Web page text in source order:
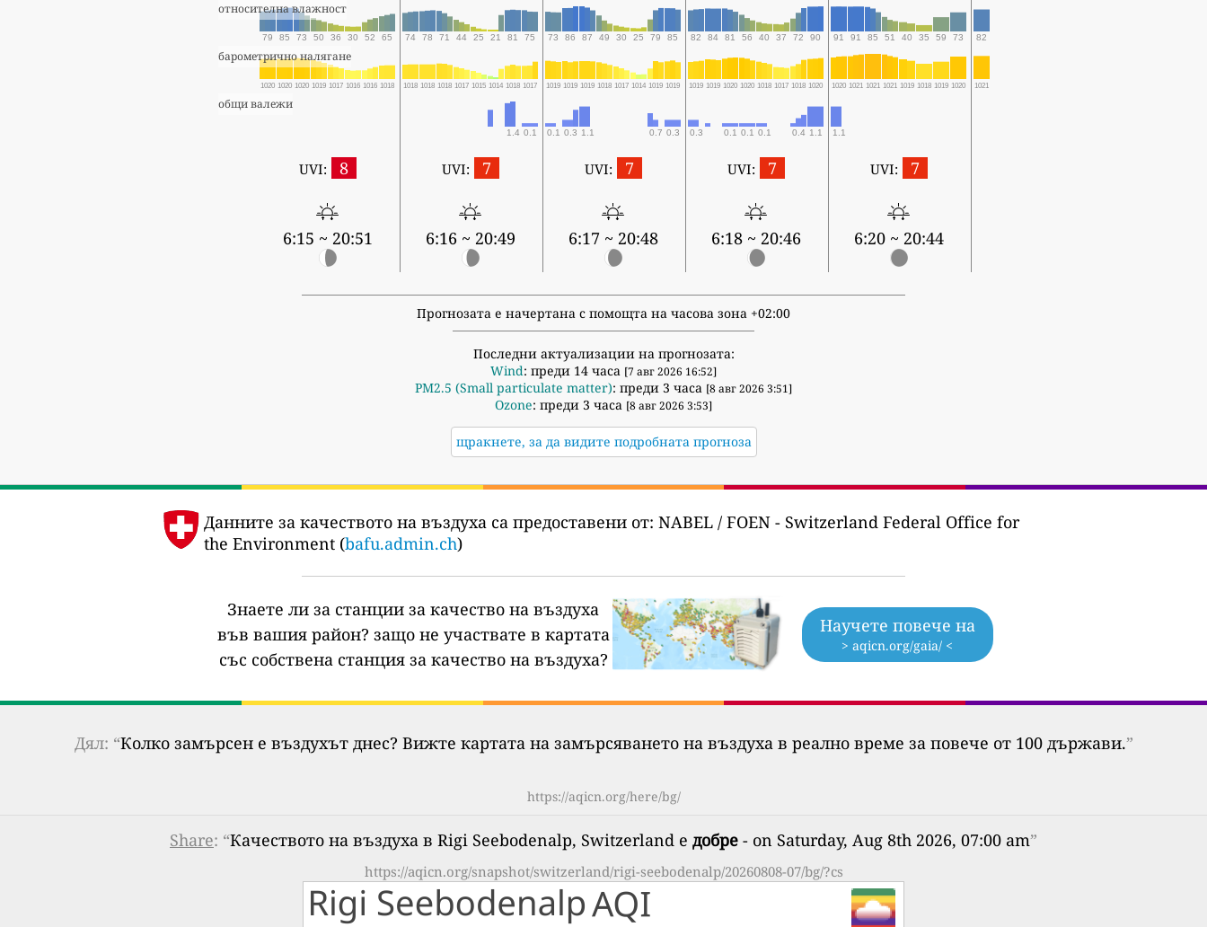
относителна влажност
79 85 73 50 36 30 52 65 74 78 71 44 25 21 81 75 73 86 87 49 30 25 79 85 82 84 81 56 40 37 72 90 91 91 85 51 40 35 59 73 82
барометрично налягане
1020 1020 1020 1019 1017 1016 1016 1018 1018 1018 1018 1017 1015 1014 1018 1017 1019 1019 1019 1018 1017 1014 1019 1019 1019 1019 1020 1020 1018 1017 1018 1020 1020 1021 1021 1021 1019 1018 1019 1020 1021
общи валежи
1.4 0.1 0.1 0.3 1.1 0.7 0.3 0.3 0.1 0.1 0.1 0.4 1.1 1.1
UVI: 8
6:15 ~ 20:51
UVI: 7
6:16 ~ 20:49
UVI: 7
6:17 ~ 20:48
UVI: 7
6:18 ~ 20:46
UVI: 7
6:20 ~ 20:44
Прогнозата е начертана с помощта на часова зона +02:00
Последни актуализации на прогнозата:
Wind: преди 14 часа [7 авг 2026 16:52]
PM2.5 (Small particulate matter): преди 3 часа [8 авг 2026 3:51]
Ozone: преди 3 часа [8 авг 2026 3:53]
щракнете, за да видите подробната прогноза
Данните за качеството на въздуха са предоставени от: NABEL / FOEN - Switzerland Federal Office for
the Environment (bafu.admin.ch)
Знаете ли за станции за качество на въздуха
във вашия район? защо не участвате в картата
със собствена станция за качество на въздуха?
Научете повече на
> aqicn.org/gaia/ <
Дял: “Колко замърсен е въздухът днес? Вижте картата на замърсяването на въздуха в реално време за повече от 100 държави.”
https://aqicn.org/here/bg/
Share: “Качеството на въздуха в Rigi Seebodenalp, Switzerland е добре - on Saturday, Aug 8th 2026, 07:00 am”
https://aqicn.org/snapshot/switzerland/rigi-seebodenalp/20260808-07/bg/?cs